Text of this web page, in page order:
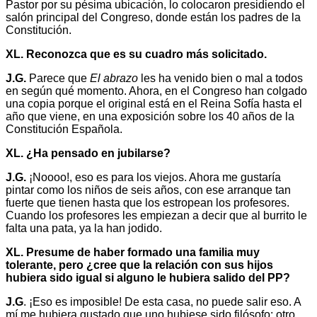
Pastor por su pésima ubicación, lo colocaron presidiendo el
salón principal del Congreso, donde están los padres de la
Constitución.
XL. Reconozca que es su cuadro más solicitado.
J.G. Parece que El abrazo les ha venido bien o mal a todos
en según qué momento. Ahora, en el Congreso han colgado
una copia porque el original está en el Reina Sofía hasta el
año que viene, en una exposición sobre los 40 años de la
Constitución Española.
XL. ¿Ha pensado en jubilarse?
J.G. ¡Noooo!, eso es para los viejos. Ahora me gustaría
pintar como los niños de seis años, con ese arranque tan
fuerte que tienen hasta que los estropean los profesores.
Cuando los profesores les empiezan a decir que al burrito le
falta una pata, ya la han jodido.
XL. Presume de haber formado una familia muy
tolerante, pero ¿cree que la relación con sus hijos
hubiera sido igual si alguno le hubiera salido del PP?
J.G. ¡Eso es imposible! De esta casa, no puede salir eso. A
mí me hubiera gustado que uno hubiese sido filósofo; otro,